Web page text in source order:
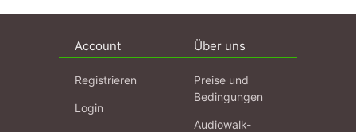
Account
Registrieren
Login
Über uns
Preise und
Bedingungen
Audiowalk-